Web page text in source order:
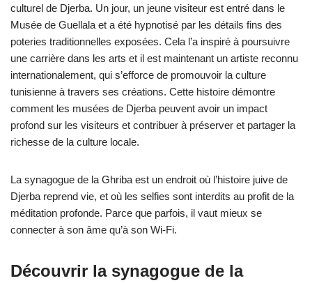
culturel de Djerba. Un jour, un jeune visiteur est entré dans le
Musée de Guellala et a été hypnotisé par les détails fins des
poteries traditionnelles exposées. Cela l’a inspiré à poursuivre
une carrière dans les arts et il est maintenant un artiste reconnu
internationalement, qui s’efforce de promouvoir la culture
tunisienne à travers ses créations. Cette histoire démontre
comment les musées de Djerba peuvent avoir un impact
profond sur les visiteurs et contribuer à préserver et partager la
richesse de la culture locale.
La synagogue de la Ghriba est un endroit où l’histoire juive de
Djerba reprend vie, et où les selfies sont interdits au profit de la
méditation profonde. Parce que parfois, il vaut mieux se
connecter à son âme qu’à son Wi-Fi.
Découvrir la synagogue de la